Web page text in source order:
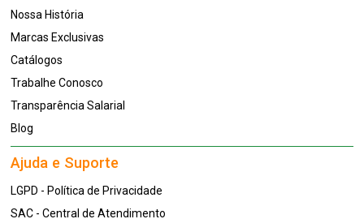
Nossa História
Marcas Exclusivas
Catálogos
Trabalhe Conosco
Transparência Salarial
Blog
Ajuda e Suporte
LGPD - Política de Privacidade
SAC - Central de Atendimento